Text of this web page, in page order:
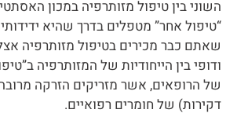
השוני בין טיפול מזותרפיה במכון
“טיפול אחר” מטפלים בדרך שהיא
שאתם כבר מכירים בטיפול מזותרפיה
ודופי בין הייחודיות של המזותרפיה
דקירות) של חומרים רפואיים.